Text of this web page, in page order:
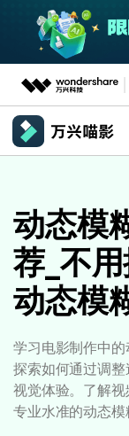
推荐产品
新闻中心
关于万兴
加入我们
帮助中心
客
产品系统
产品功能
AI功能
视频/照片
AI 文本转视频 NEW
AI 绘画
AI 视频续写 NEW
解决方案
政企服务
专业创作人群
品牌合作故事
使用教程
文章资讯
其他
帮助中心
产品支持
登录
动态模
荐_不
动态模
学习电影制作中的
探索如何通过调
视觉体验。了解
专业水准的动态模